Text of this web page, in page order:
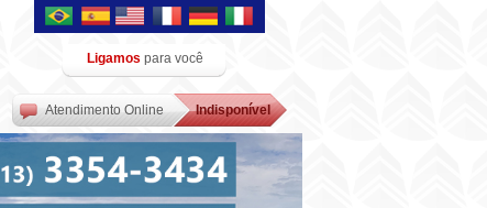
Ligamos para você
Atendimento Online Indisponível